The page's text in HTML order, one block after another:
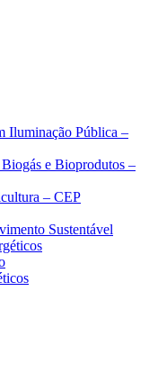
Iluminação Pública –
e Bioprodutos –
– CEP
Sustentável